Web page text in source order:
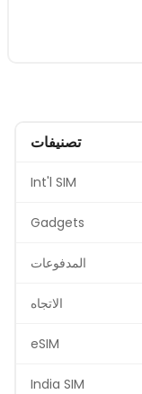
تصنيفات
Int'l SIM
Gadgets
المدفوعات
الاتجاه
eSIM
India SIM